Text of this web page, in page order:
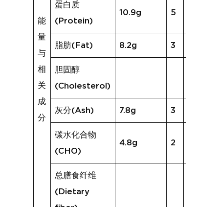
能
量
与
相
关
成
分
蛋白质
(Protein)
10.9g 5
脂肪(Fat) 8.2g 3
胆固醇
(Cholesterol)
灰分(Ash) 7.8g 3
碳水化合物
(CHO)
4.8g 2
总膳食纤维
(Dietary